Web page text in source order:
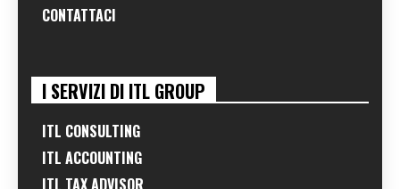
CONTATTACI
I SERVIZI DI ITL GROUP
ITL CONSULTING
ITL ACCOUNTING
ITL TAX ADVISOR